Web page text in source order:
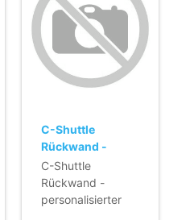
C-Shuttle
Rückwand -
personalisierter
Druck
C-Shuttle
Rückwand -
personalisierter